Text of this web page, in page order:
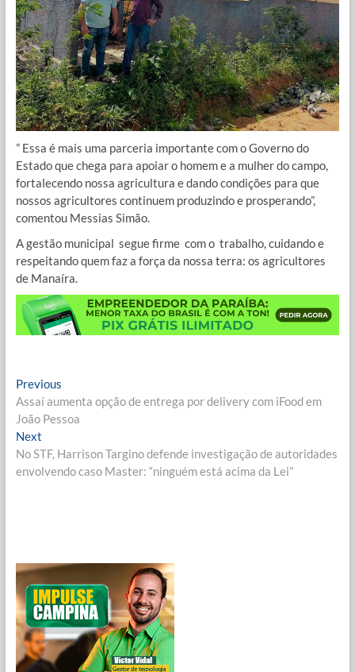
” Essa é mais uma parceria importante com o Governo do
Estado que chega para apoiar o homem e a mulher do campo,
fortalecendo nossa agricultura e dando condições para que
nossos agricultores continuem produzindo e prosperando”,
comentou Messias Simão.
A gestão municipal segue firme com o trabalho, cuidando e
respeitando quem faz a força da nossa terra: os agricultores
de Manaíra.
Navegação
de
Post
PreviousPrevious
post:
Assaí aumenta opção de entrega por delivery com iFood em
João Pessoa
NextNext
post:
No STF, Harrison Targino defende investigação de autoridades
envolvendo caso Master: “ninguém está acima da Lei”